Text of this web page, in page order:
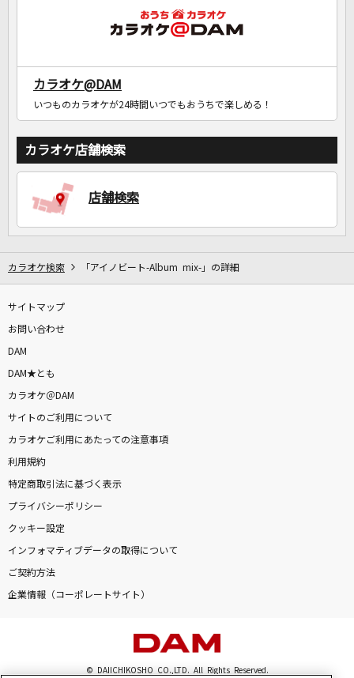
カラオケ@DAM
いつものカラオケが24時間いつでもおうちで楽しめる！
カラオケ店舗検索
店舗検索
カラオケ検索 「アイノビート-Album mix-」の詳細
サイトマップ
お問い合わせ
DAM
DAM★とも
カラオケ＠DAM
サイトのご利用について
カラオケご利用にあたっての注意事項
利用規約
特定商取引法に基づく表示
プライバシーポリシー
クッキー設定
インフォマティブデータの取得について
ご契約方法
企業情報（コーポレートサイト）
© DAIICHIKOSHO CO.,LTD. All Rights Reserved.